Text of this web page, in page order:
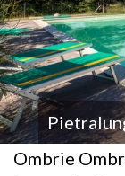
Ombrie